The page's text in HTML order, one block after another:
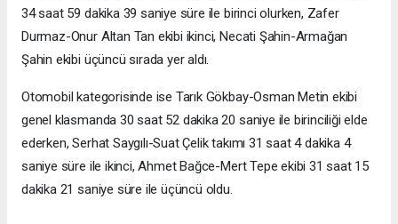
34 saat 59 dakika 39 saniye süre ile birinci olurken, Zafer
Durmaz-Onur Altan Tan ekibi ikinci, Necati Şahin-Armağan
Şahin ekibi üçüncü sırada yer aldı.
Otomobil kategorisinde ise Tarık Gökbay-Osman Metin ekibi
genel klasmanda 30 saat 52 dakika 20 saniye ile birinciliği elde
ederken, Serhat Saygılı-Suat Çelik takımı 31 saat 4 dakika 4
saniye süre ile ikinci, Ahmet Bağce-Mert Tepe ekibi 31 saat 15
dakika 21 saniye süre ile üçüncü oldu.